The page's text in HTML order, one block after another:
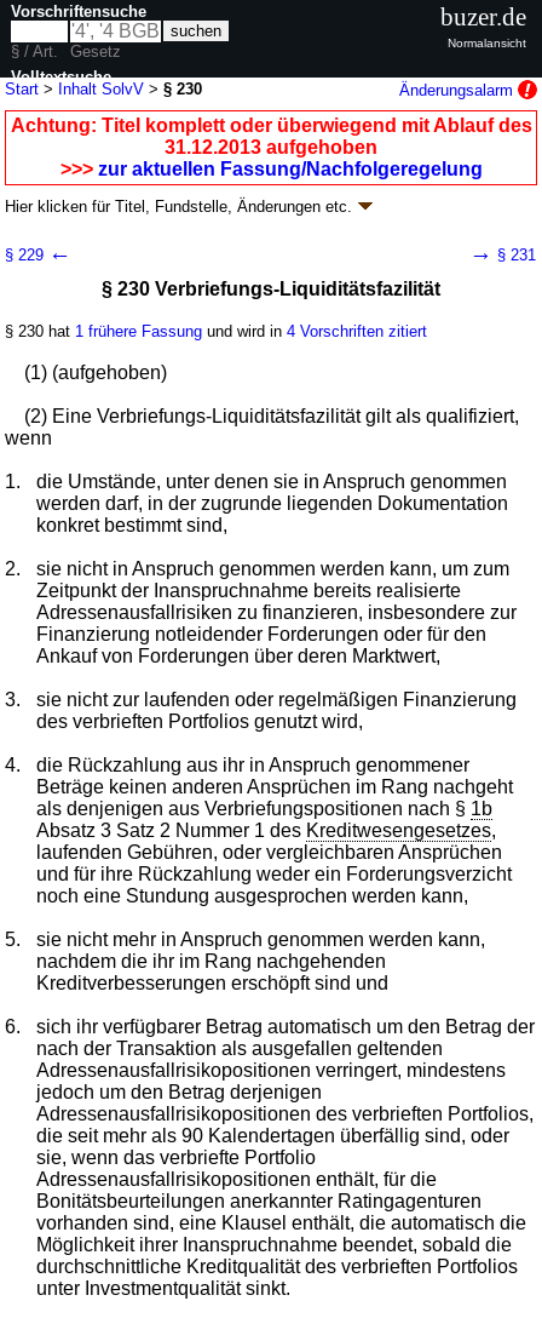
Start > Inhalt SolvV >§ 230 Änderungsalarm
Achtung: Titel komplett oder überwiegend mit Ablauf des
31.12.2013 aufgehoben
>>> zur aktuellen Fassung/Nachfolgeregelung
Hier klicken fürTitel, Fundstelle, Änderungen etc.
BGBl. I S. 4168
9 weitere Fassungen | wird in 38 Vorschriften zitiert
Teil 2 Adressrisiken
Abschnitt 1 Anwendungsbereich der
§ 229 ← → § 231
§ 230 Verbriefungs-Liquiditätsfazilität
§ 230 hat 1 frühere Fassung und wird in4 Vorschriften zitiert
(1) (aufgehoben)
(2) Eine Verbriefungs-Liquiditätsfazilität gilt als qualifiziert,
wenn
1.
die Umstände, unter denen sie in Anspruch genommen
werden darf, in der zugrunde liegenden Dokumentation
konkret bestimmt sind,
2.
sie nicht in Anspruch genommen werden kann, um zum
Zeitpunkt der Inanspruchnahme bereits realisierte
Adressenausfallrisiken zu finanzieren, insbesondere zur
Finanzierung notleidender Forderungen oder für den
Ankauf von Forderungen über deren Marktwert,
3.
sie nicht zur laufenden oder regelmäßigen Finanzierung
des verbrieften Portfolios genutzt wird,
4.
die Rückzahlung aus ihr in Anspruch genommener
Beträge keinen anderen Ansprüchen im Rang nachgeht
als denjenigen aus Verbriefungspositionen nach § 1b
Absatz 3 Satz 2 Nummer 1 des Kreditwesengesetzes,
laufenden Gebühren, oder vergleichbaren Ansprüchen
und für ihre Rückzahlung weder ein Forderungsverzicht
noch eine Stundung ausgesprochen werden kann,
5.
sie nicht mehr in Anspruch genommen werden kann,
nachdem die ihr im Rang nachgehenden
Kreditverbesserungen erschöpft sind und
6.
sich ihr verfügbarer Betrag automatisch um den Betrag der
nach der Transaktion als ausgefallen geltenden
Adressenausfallrisikopositionen verringert, mindestens
jedoch um den Betrag derjenigen
Adressenausfallrisikopositionen des verbrieften Portfolios,
die seit mehr als 90 Kalendertagen überfällig sind, oder
sie, wenn das verbriefte Portfolio
Adressenausfallrisikopositionen enthält, für die
Bonitätsbeurteilungen anerkannter Ratingagenturen
vorhanden sind, eine Klausel enthält, die automatisch die
Möglichkeit ihrer Inanspruchnahme beendet, sobald die
durchschnittliche Kreditqualität des verbrieften Portfolios
unter Investmentqualität sinkt.
Vorschriftensuche
§ / Art.
Gesetz
Volltextsuche
nur in SolvV
buzer.de
Normalansicht